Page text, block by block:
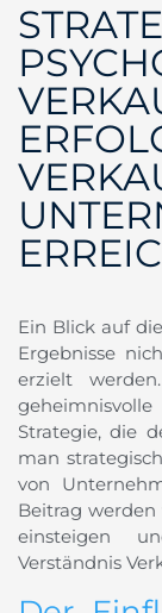
Ein Blick auf
Ergebnisse
erzielt
Strategie, die
man
von
Beitrag
einsteigen
Verständnis